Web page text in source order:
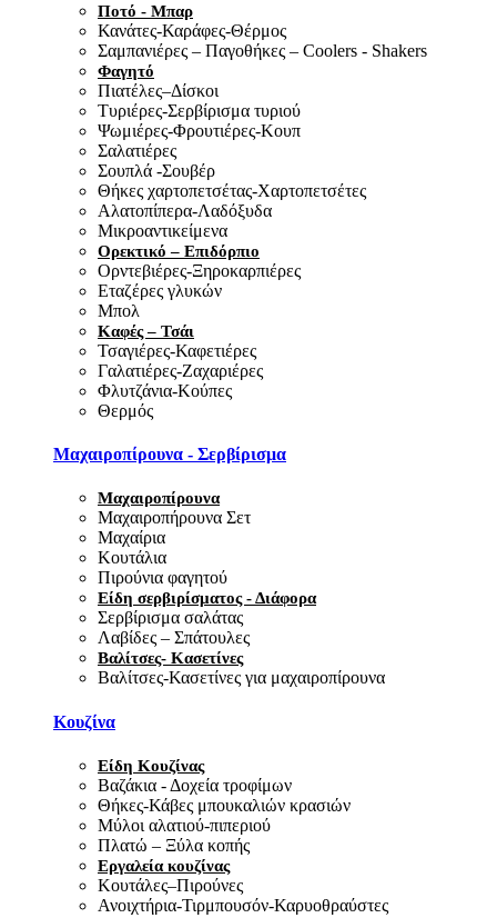
Ποτό - Μπαρ
Κανάτες-Καράφες-Θέρμος
Σαμπανιέρες – Παγοθήκες – Coolers - Shakers
Φαγητό
Πιατέλες–Δίσκοι
Τυριέρες-Σερβίρισμα τυριού
Ψωμιέρες-Φρουτιέρες-Κουπ
Σαλατιέρες
Σουπλά -Σουβέρ
Θήκες χαρτοπετσέτας-Χαρτοπετσέτες
Αλατοπίπερα-Λαδόξυδα
Μικροαντικείμενα
Ορεκτικό – Επιδόρπιο
Ορντεβιέρες-Ξηροκαρπιέρες
Εταζέρες γλυκών
Μπολ
Καφές – Τσάι
Τσαγιέρες-Καφετιέρες
Γαλατιέρες-Ζαχαριέρες
Φλυτζάνια-Κούπες
Θερμός
Μαχαιροπίρουνα - Σερβίρισμα
Μαχαιροπίρουνα
Μαχαιροπήρουνα Σετ
Μαχαίρια
Κουτάλια
Πιρούνια φαγητού
Είδη σερβιρίσματος - Διάφορα
Σερβίρισμα σαλάτας
Λαβίδες – Σπάτουλες
Βαλίτσες- Κασετίνες
Βαλίτσες-Κασετίνες για μαχαιροπίρουνα
Κουζίνα
Είδη Κουζίνας
Βαζάκια - Δοχεία τροφίμων
Θήκες-Κάβες μπουκαλιών κρασιών
Μύλοι αλατιού-πιπεριού
Πλατώ – Ξύλα κοπής
Εργαλεία κουζίνας
Κουτάλες–Πιρούνες
Ανοιχτήρια-Τιρμπουσόν-Καρυοθραύστες